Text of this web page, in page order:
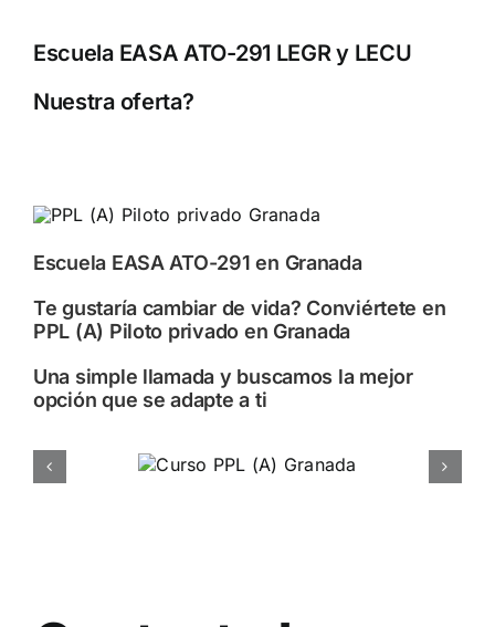
Curso FI
Escuela EASA
Escuela EASA ATO-291 LEGR y LECU
Nuestra oferta?
Escuela EASA ATO-291 en Granada
Te gustaría cambiar de vida? Conviértete en
PPL (A) Piloto privado en Granada
Una simple llamada y buscamos la mejor
opción que se adapte a ti
PPL (A)